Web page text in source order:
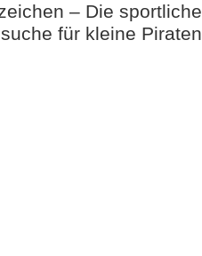
– Die sportliche
für kleine Piraten